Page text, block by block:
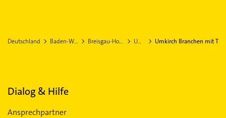
Deutschland Baden-Württemberg Breisgau-Hochschwarzwald Umkirch Umkirch Branchen mit T
Dialog & Hilfe
Ansprechpartner